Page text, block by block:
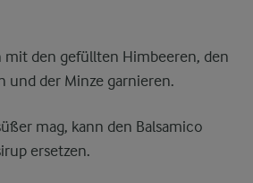
mit den gefüllten Himbeeren, den
und der Minze garnieren.
mag, kann den Balsamico
ersetzen.